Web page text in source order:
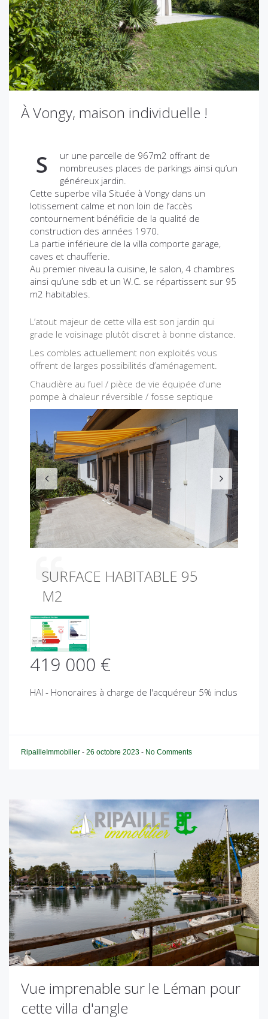
À Vongy, maison individuelle !
S
ur une parcelle de 967m2 offrant de
nombreuses places de parkings ainsi qu’un
généreux jardin.
Cette superbe villa Située à Vongy dans un
lotissement calme et non loin de l’accès
contournement bénéficie de la qualité de
construction des années 1970.
La partie inférieure de la villa comporte garage,
caves et chaufferie.
Au premier niveau la cuisine, le salon, 4 chambres
ainsi qu’une sdb et un W.C. se répartissent sur 95
m2 habitables.
L’atout majeur de cette villa est son jardin qui
grade le voisinage plutôt discret à bonne distance.
Les combles actuellement non exploités vous
offrent de larges possibilités d’aménagement.
Chaudière au fuel / pièce de vie équipée d’une
pompe à chaleur réversible / fosse septique
r
e
v
i
o
u
s
e
t
SURFACE HABITABLE 95
M2
419 000 €
HAI - Honoraires à charge de l'acquéreur 5% inclus
RipailleImmobilier - 26 octobre 2023 - No Comments
Vue imprenable sur le Léman pour
cette villa d'angle